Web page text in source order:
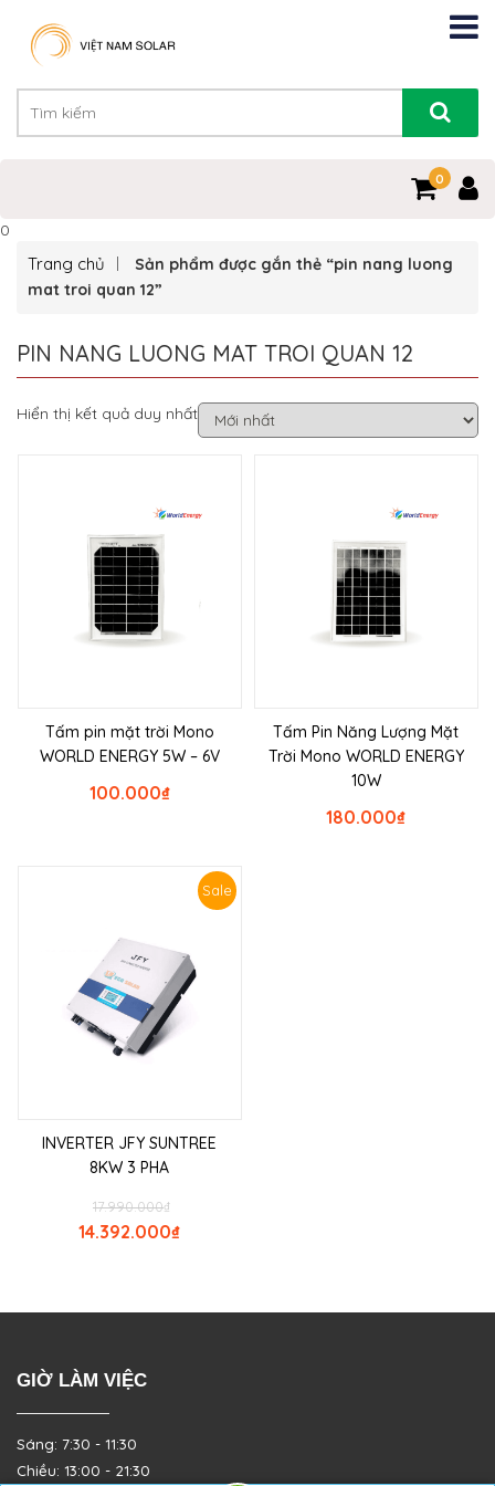
0
0
Trang chủ
Sản phẩm được gắn thẻ “pin nang luong
mat troi quan 12”
PIN NANG LUONG MAT TROI QUAN 12
Hiển thị kết quả duy nhất
Tấm pin mặt trời Mono
WORLD ENERGY 5W – 6V
₫
100.000
Tấm Pin Năng Lượng Mặt
Trời Mono WORLD ENERGY
10W
₫
180.000
Sale
INVERTER JFY SUNTREE
8KW 3 PHA
₫
17.990.000
₫
14.392.000
GIỜ LÀM VIỆC
Sáng: 7:30 - 11:30
Chiều: 13:00 - 21:30